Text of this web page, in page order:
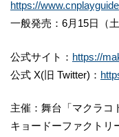
https://
一般発売：6月15日（
公式サイト： https://
公式 X(旧 Twitter)：
主催：舞台「マクラコ
キョードーファクトリ